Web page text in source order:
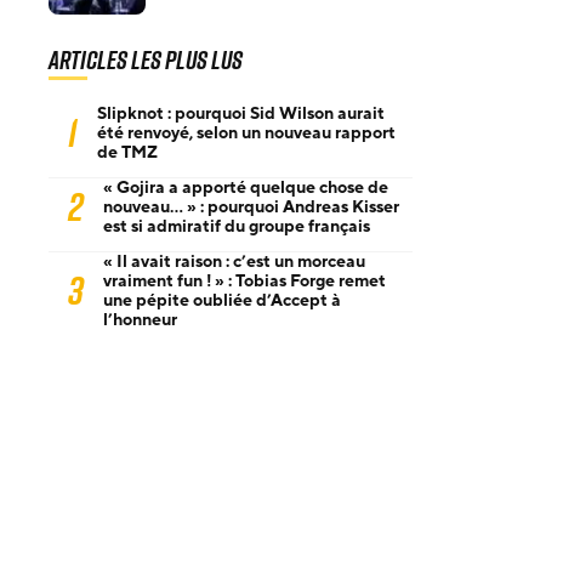
Articles les plus lus
1
Slipknot : pourquoi Sid Wilson aurait
été renvoyé, selon un nouveau rapport
de TMZ
2
« Gojira a apporté quelque chose de
nouveau… » : pourquoi Andreas Kisser
est si admiratif du groupe français
3
« Il avait raison : c’est un morceau
vraiment fun ! » : Tobias Forge remet
une pépite oubliée d’Accept à
l’honneur